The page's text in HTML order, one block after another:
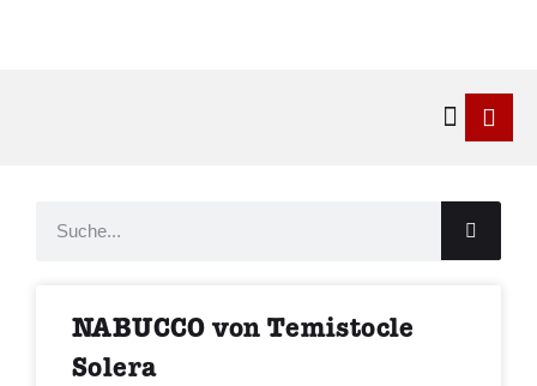
NABUCCO von Temistocle
Solera